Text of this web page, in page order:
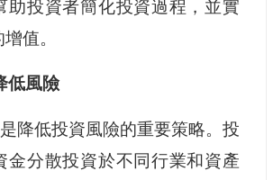
助投資者簡化投資過程，並實
值。
低風險
降低投資風險的重要策略。投
金分散投資於不同行業和資產